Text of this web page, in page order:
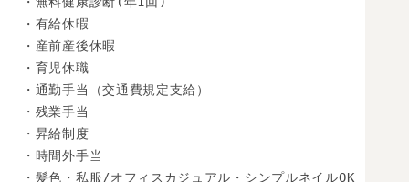
・有給休暇
・産前産後休暇
・育児休職
・通勤手当（交通費規定支給）
・残業手当
・昇給制度
・時間外手当
・髪色・私服/オフィスカジュアル・シンプルネイルOK